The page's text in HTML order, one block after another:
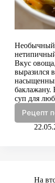
Необычный
Вкус
выразился
суп для
Рецепт
На